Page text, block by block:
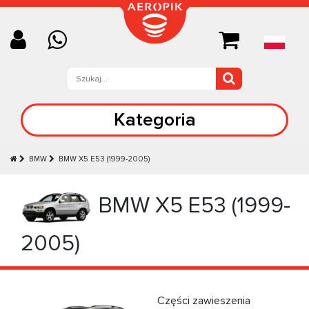
Kategoria
BMW BMW X5 Е53 (1999-2005)
BMW X5 Е53 (1999-
2005)
Części zawieszenia